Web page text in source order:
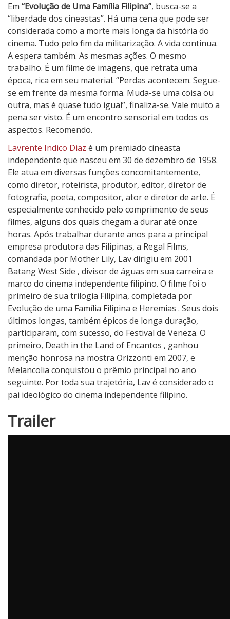
Em “Evolução de Uma Família Filipina”, busca-se a
“liberdade dos cineastas”. Há uma cena que pode ser
considerada como a morte mais longa da história do
cinema. Tudo pelo fim da militarização. A vida continua.
A espera também. As mesmas ações. O mesmo
trabalho. É um filme de imagens, que retrata uma
época, rica em seu material. “Perdas acontecem. Segue-
se em frente da mesma forma. Muda-se uma coisa ou
outra, mas é quase tudo igual”, finaliza-se. Vale muito a
pena ser visto. É um encontro sensorial em todos os
aspectos. Recomendo.
Lavrente Indico Diaz é um premiado cineasta
independente que nasceu em 30 de dezembro de 1958.
Ele atua em diversas funções concomitantemente,
como diretor, roteirista, produtor, editor, diretor de
fotografia, poeta, compositor, ator e diretor de arte. É
especialmente conhecido pelo comprimento de seus
filmes, alguns dos quais chegam a durar até onze
horas. Após trabalhar durante anos para a principal
empresa produtora das Filipinas, a Regal Films,
comandada por Mother Lily, Lav dirigiu em 2001
Batang West Side , divisor de águas em sua carreira e
marco do cinema independente filipino. O filme foi o
primeiro de sua trilogia Filipina, completada por
Evolução de uma Família Filipina e Heremias . Seus dois
últimos longas, também épicos de longa duração,
participaram, com sucesso, do Festival de Veneza. O
primeiro, Death in the Land of Encantos , ganhou
menção honrosa na mostra Orizzonti em 2007, e
Melancolia conquistou o prêmio principal no ano
seguinte. Por toda sua trajetória, Lav é considerado o
pai ideológico do cinema independente filipino.
Trailer